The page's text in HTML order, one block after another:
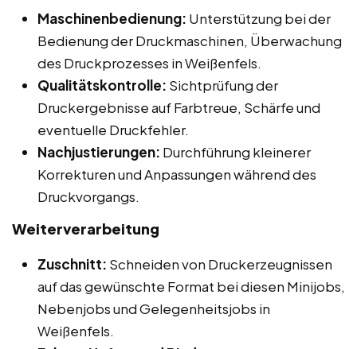
Maschinenbedienung: Unterstützung bei der
Bedienung der Druckmaschinen, Überwachung
des Druckprozesses in Weißenfels.
Qualitätskontrolle: Sichtprüfung der
Druckergebnisse auf Farbtreue, Schärfe und
eventuelle Druckfehler.
Nachjustierungen: Durchführung kleinerer
Korrekturen und Anpassungen während des
Druckvorgangs.
Weiterverarbeitung
Zuschnitt: Schneiden von Druckerzeugnissen
auf das gewünschte Format bei diesen Minijobs,
Nebenjobs und Gelegenheitsjobs in
Weißenfels.